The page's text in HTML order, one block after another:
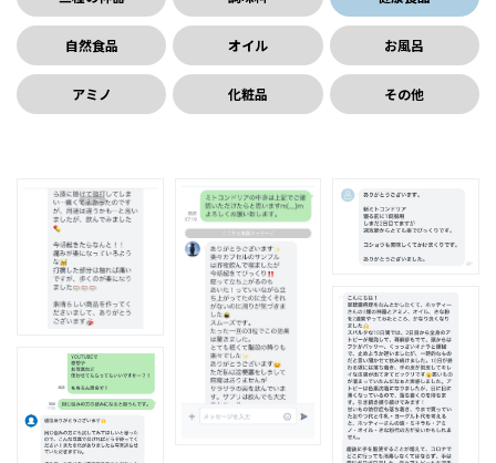
自然食品 オイル お風呂
アミノ 化粧品 その他